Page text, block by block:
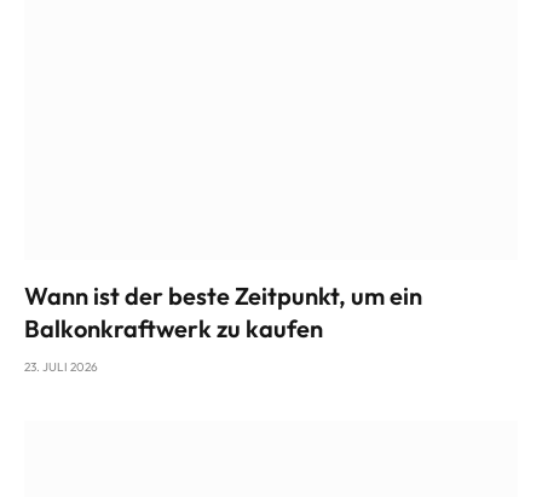
Wann ist der beste Zeitpunkt, um ein
Balkonkraftwerk zu kaufen
23. JULI 2026